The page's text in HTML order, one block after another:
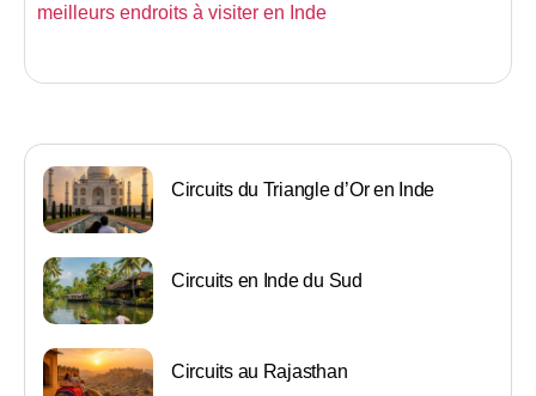
meilleurs endroits à visiter en Inde
Circuits du Triangle d’Or en Inde
Circuits en Inde du Sud
Circuits au Rajasthan